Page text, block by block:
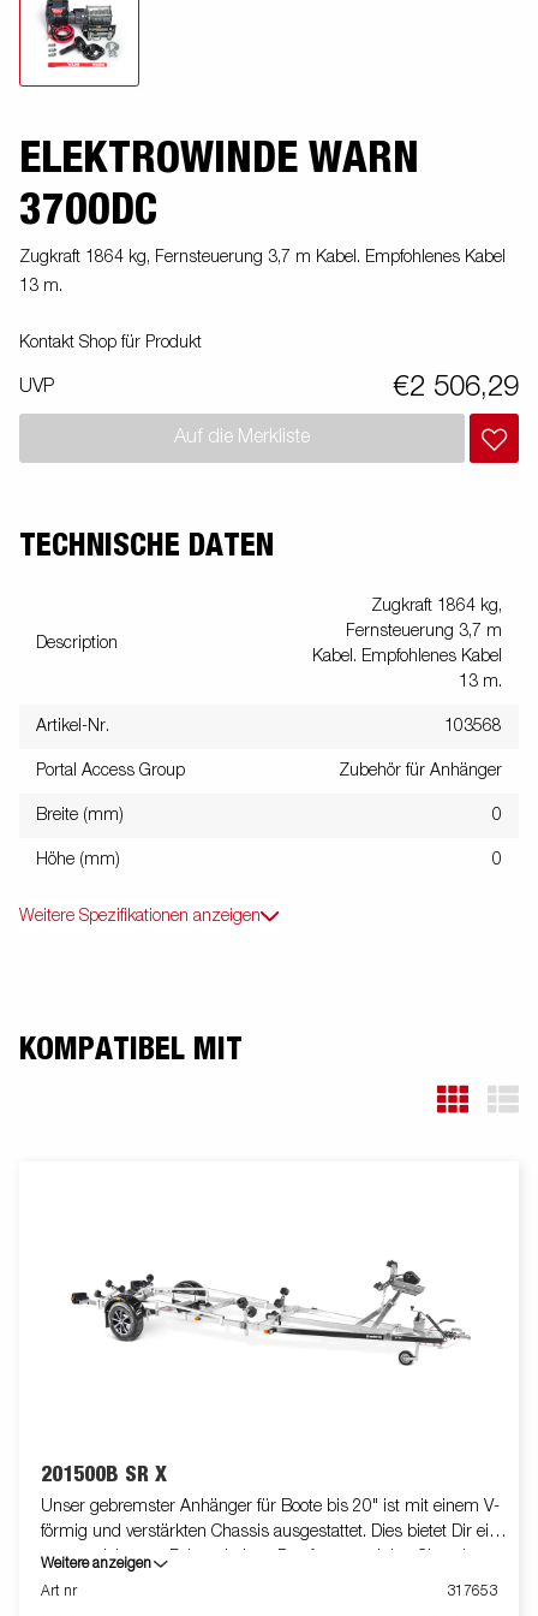
ELEKTROWINDE WARN
3700DC
Zugkraft 1864 kg, Fernsteuerung 3,7 m Kabel. Empfohlenes Kabel
13 m.
Kontakt Shop für Produkt
UVP €2 506,29
Auf die Merkliste
TECHNISCHE DATEN
Description
Zugkraft 1864 kg,
Fernsteuerung 3,7 m
Kabel. Empfohlenes Kabel
13 m.
Artikel-Nr. 103568
Portal Access Group Zubehör für Anhänger
Breite (mm) 0
Höhe (mm) 0
Weitere Spezifikationen anzeigen
KOMPATIBEL MIT
201500B SR X
Unser gebremster Anhänger für Boote bis 20" ist mit einem V-
förmig und verstärkten Chassis ausgestattet. Dies bietet Dir ein
ausgezeichnetes Fahrverhalten. Das feuerverzinkte Chassis
gewährt Deinem Boot eine lange Lebensdauer. Die elektrischen
Weitere anzeigen
Art nr
317653